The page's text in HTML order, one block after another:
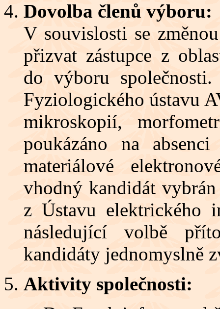
Dovolba členů výboru:
V souvislosti se
přizvat zástupce z
do výboru
Fyziologického ústavu
mikroskopií,
poukázáno na
materiálové
vhodný kandidát
z Ústavu elektrického
následující volbě
kandidáty jednomyslně
Aktivity společnosti: